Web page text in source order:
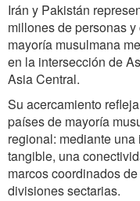
Irán y Pakistán
millones de personas
mayoría musulmana
en la intersección de
Asia Central.
Su acercamiento
países de mayoría
regional: mediante
tangible, una
marcos coordinados
divisiones sectarias.